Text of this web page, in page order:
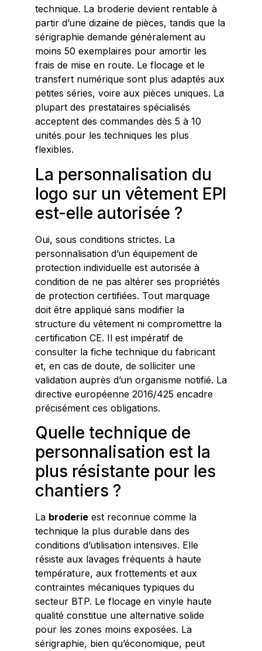
technique. La broderie devient rentable à
partir d’une dizaine de pièces, tandis que la
sérigraphie demande généralement au
moins 50 exemplaires pour amortir les
frais de mise en route. Le flocage et le
transfert numérique sont plus adaptés aux
petites séries, voire aux pièces uniques. La
plupart des prestataires spécialisés
acceptent des commandes dès 5 à 10
unités pour les techniques les plus
flexibles.
La personnalisation du
logo sur un vêtement EPI
est-elle autorisée ?
Oui, sous conditions strictes. La
personnalisation d’un équipement de
protection individuelle est autorisée à
condition de ne pas altérer ses propriétés
de protection certifiées. Tout marquage
doit être appliqué sans modifier la
structure du vêtement ni compromettre la
certification CE. Il est impératif de
consulter la fiche technique du fabricant
et, en cas de doute, de solliciter une
validation auprès d’un organisme notifié. La
directive européenne 2016/425 encadre
précisément ces obligations.
Quelle technique de
personnalisation est la
plus résistante pour les
chantiers ?
La broderie est reconnue comme la
technique la plus durable dans des
conditions d’utilisation intensives. Elle
résiste aux lavages fréquents à haute
température, aux frottements et aux
contraintes mécaniques typiques du
secteur BTP. Le flocage en vinyle haute
qualité constitue une alternative solide
pour les zones moins exposées. La
sérigraphie, bien qu’économique, peut